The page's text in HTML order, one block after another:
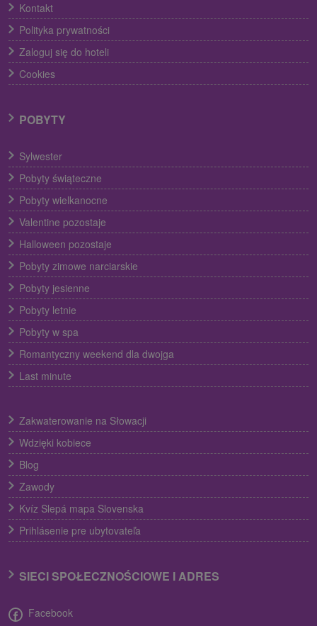
Kontakt
Polityka prywatności
Zaloguj się do hoteli
Cookies
POBYTY
Sylwester
Pobyty świąteczne
Pobyty wielkanocne
Valentine pozostaje
Halloween pozostaje
Pobyty zimowe narciarskie
Pobyty jesienne
Pobyty letnie
Pobyty w spa
Romantyczny weekend dla dwojga
Last minute
Zakwaterowanie na Słowacji
Wdzięki kobiece
Blog
Zawody
Kvíz Slepá mapa Slovenska
Prihlásenie pre ubytovateľa
SIECI SPOŁECZNOŚCIOWE I ADRES
Facebook